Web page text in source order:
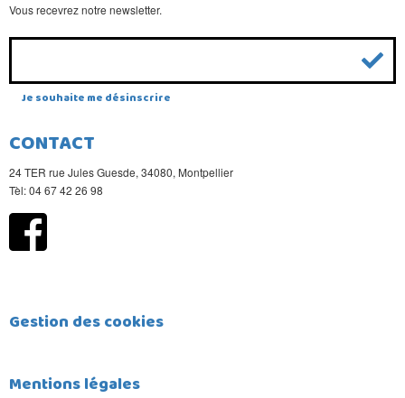
Vous recevrez notre newsletter.
Je souhaite me désinscrire
CONTACT
24 TER rue Jules Guesde, 34080, Montpellier
Tèl: 04 67 42 26 98
Gestion des cookies
Mentions légales